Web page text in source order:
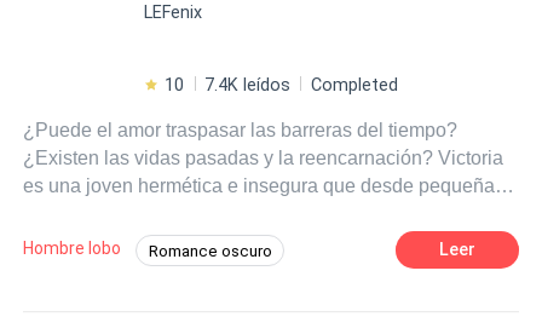
LEFenix
10 7.4K leídos Completed
¿Puede el amor traspasar las barreras del tiempo?
¿Existen las vidas pasadas y la reencarnación? Victoria
es una joven hermética e insegura que desde pequeña
como "ángeles y demonios en forma de lobos"; sin
embargo, no solo ve a estas criaturas, también contempla
Hombre lobo Romance oscuro Leer